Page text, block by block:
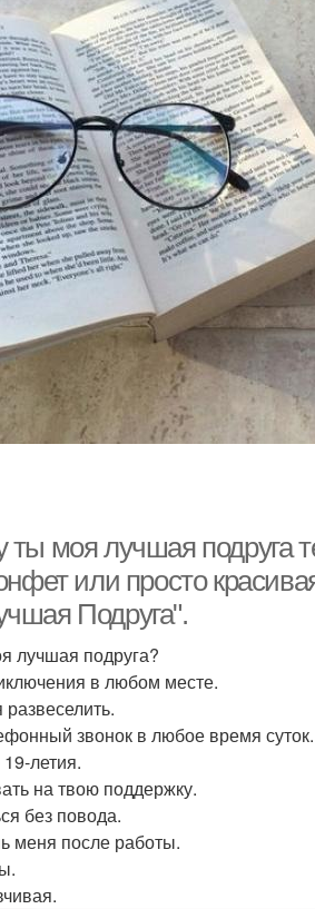
ты моя лучшая подруга
или просто
Подруга".
лучшая подруга?
в любом месте.
звонок в любое время суток.
летия.
на твою поддержку.
без повода.
меня после работы.